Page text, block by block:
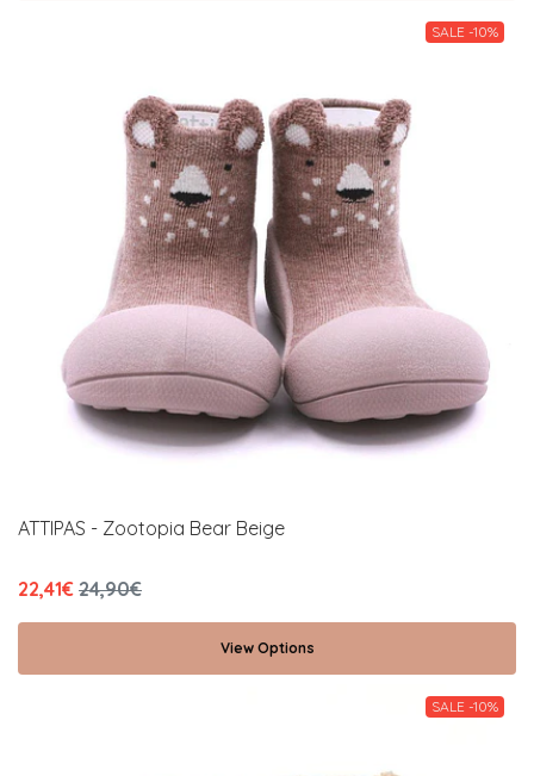
SALE -10%
ATTIPAS - Zootopia Bear Beige
22,41€ 24,90€
View Options
SALE -10%